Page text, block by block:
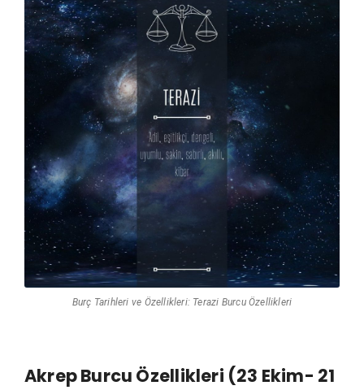
Burç Tarihleri ve Özellikleri: Terazi Burcu Özellikleri
Akrep Burcu Özellikleri (23 Ekim- 21